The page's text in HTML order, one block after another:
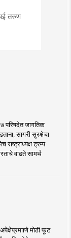
तरुण
परिषदेत जागतिक
सागरी सुरक्षेचा
राष्ट्राध्यक्ष ट्रम्प
वाढते सामर्थ
अपेक्षेप्रमााणे मोठी फूट